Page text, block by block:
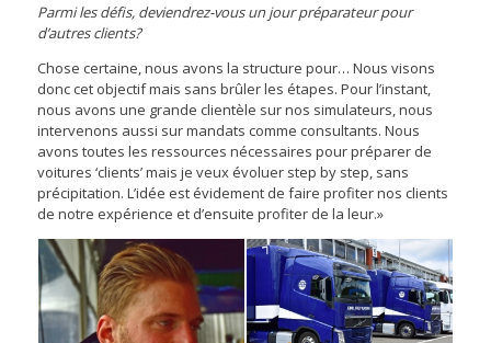
Parmi les défis, deviendrez-vous un jour préparateur pour
d’autres clients?
Chose certaine, nous avons la structure pour… Nous visons
donc cet objectif mais sans brûler les étapes. Pour l’instant,
nous avons une grande clientèle sur nos simulateurs, nous
intervenons aussi sur mandats comme consultants. Nous
avons toutes les ressources nécessaires pour préparer de
voitures ‘clients’ mais je veux évoluer step by step, sans
précipitation. L’idée est évidement de faire profiter nos clients
de notre expérience et d’ensuite profiter de la leur.»